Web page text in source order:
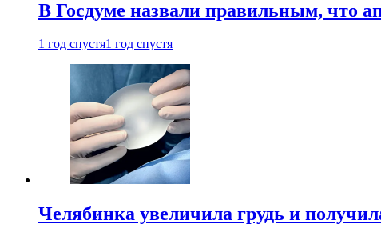
В Госдуме назвали правильным, что
1 год спустя1 год спустя
Челябинка увеличила грудь и